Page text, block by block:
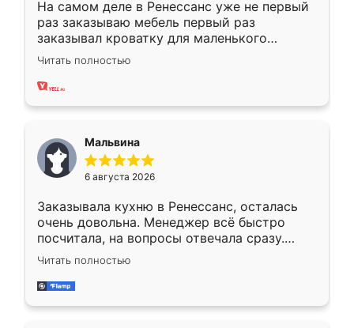
На самом деле в Ренессанс уже не первый
раз заказываю мебель первый раз
заказывал кроватку для маленького
ребёнка при его рождении ,во второй раз
заказал шкаф-купе. По качеству очень
хорошее сборка достаточно быстрая,
меньше, здесь же он более разнообразный.
Мне нравится ,если что-то потребуется из
мебели буду заказывать только здесь.
Читать полностью
Мальвина
6 августа 2026
Заказывала кухню в Ренессанс, осталась
очень довольна. Менеджер всё быстро
посчитала, на вопросы отвечала сразу.
Замерщик приехал в субботу, подошёл к
делу со всей ответственностью. Собрали
за день, ребята работали аккуратно, даже
Читать полностью